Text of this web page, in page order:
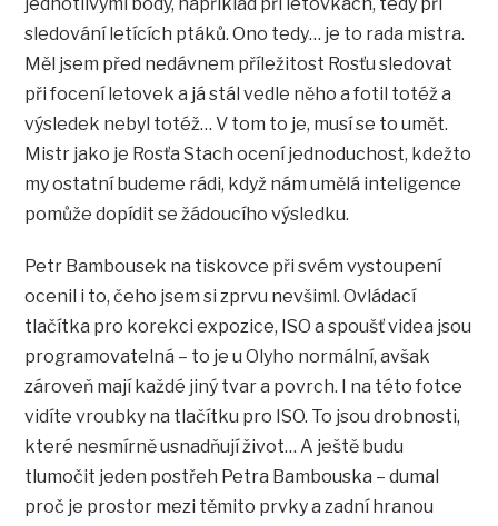
sledování letících ptáků. Ono tedy… je to rada mistra.
Měl jsem před nedávnem příležitost Rosťu sledovat
při focení letovek a já stál vedle něho a fotil totéž a
výsledek nebyl totéž… V tom to je, musí se to umět.
Mistr jako je Rosťa Stach ocení jednoduchost, kdežto
my ostatní budeme rádi, když nám umělá inteligence
pomůže dopídit se žádoucího výsledku.
Petr Bambousek na tiskovce při svém vystoupení
ocenil i to, čeho jsem si zprvu nevšiml. Ovládací
tlačítka pro korekci expozice, ISO a spoušť videa jsou
programovatelná – to je u Olyho normální, avšak
zároveň mají každé jiný tvar a povrch. I na této fotce
vidíte vroubky na tlačítku pro ISO. To jsou drobnosti,
které nesmírně usnadňují život… A ještě budu
tlumočit jeden postřeh Petra Bambouska – dumal
proč je prostor mezi těmito prvky a zadní hranou